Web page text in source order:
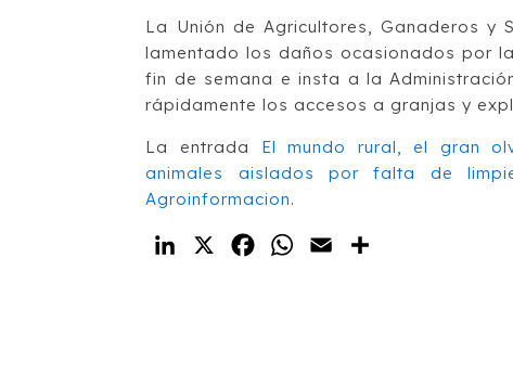
La Unión de Agricultores, Ganaderos y
lamentado los daños ocasionados por
fin de semana e insta a la
rápidamente los accesos a granjas y
La entrada El mundo rural, el gran
animales aislados por falta de
Agroinformacion.
LinkedIn
X FacebookWhatsApp
Email